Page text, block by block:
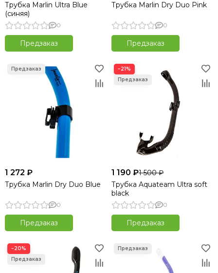
Трубка Marlin Ultra Blue
(синяя)
0
Предзаказ
Трубка Marlin Dry Duo Pink
0
Предзаказ
1 272 ₽
Трубка Marlin Dry Duo Blue
0
Предзаказ
−21%
1 190 ₽1 500 ₽
Трубка Aquateam Ultra soft
black
0
Предзаказ
−20%